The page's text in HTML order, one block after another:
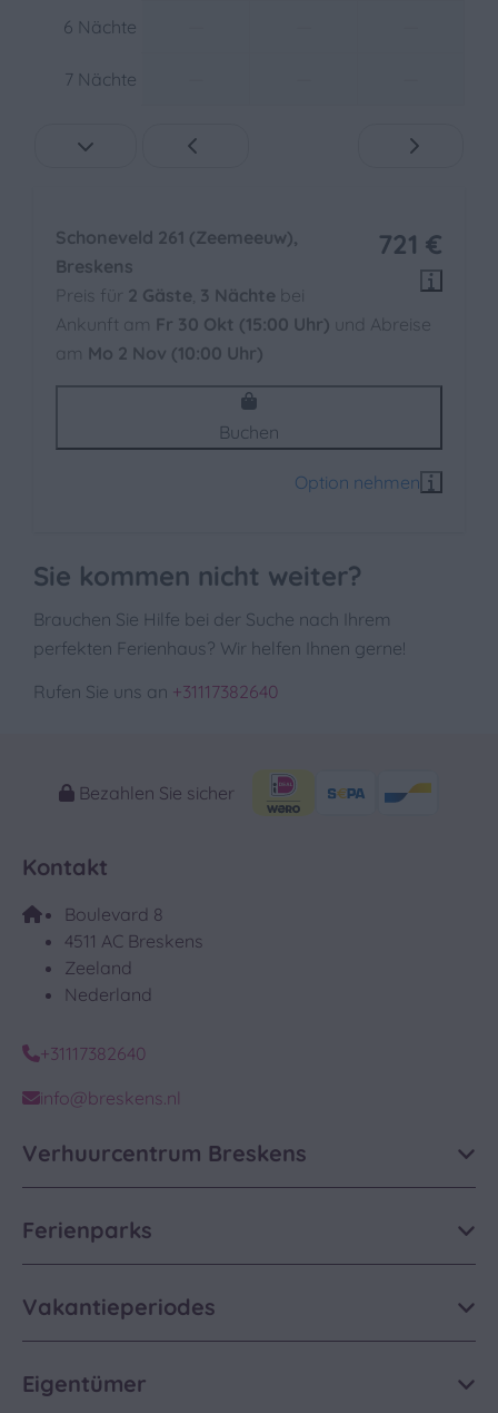
6 Nächte
7 Nächte
721 €
Schoneveld 261 (Zeemeeuw),
Breskens
Preis für 2 Gäste, 3 Nächte bei
Ankunft am Fr 30 Okt (15:00 Uhr) und Abreise
am Mo 2 Nov (10:00 Uhr)
Buchen
Sie kommen nicht weiter?
Brauchen Sie Hilfe bei der Suche nach Ihrem
perfekten Ferienhaus? Wir helfen Ihnen gerne!
Rufen Sie uns an +31117382640
Bezahlen Sie sicher
Kontakt
Boulevard 8
4511 AC Breskens
Zeeland
Nederland
+31117382640
info@breskens.nl
Verhuurcentrum Breskens
Ferienparks
Vakantieperiodes
Eigentümer